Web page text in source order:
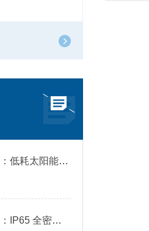
通用五要素微气象站：低耗太阳能供电，4G 无线远程自动上传数据
区域自动气象站厂家：IP65 全密封防护，露天野外耐高低温全天候工作